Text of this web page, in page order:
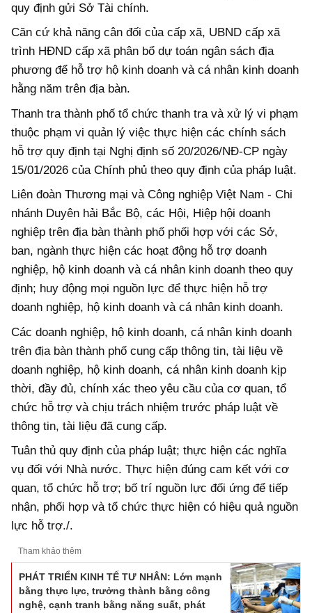
quy định gửi Sở Tài chính.
Căn cứ khả năng cân đối của cấp xã, UBND cấp xã
trình HĐND cấp xã phân bổ dự toán ngân sách địa
phương để hỗ trợ hộ kinh doanh và cá nhân kinh doanh
hằng năm trên địa bàn.
Thanh tra thành phố tổ chức thanh tra và xử lý vi phạm
thuộc phạm vi quản lý việc thực hiện các chính sách
hỗ trợ quy định tại Nghị định số 20/2026/NĐ-CP ngày
15/01/2026 của Chính phủ theo quy định của pháp luật.
Liên đoàn Thương mại và Công nghiệp Việt Nam - Chi
nhánh Duyên hải Bắc Bộ, các Hội, Hiệp hội doanh
nghiệp trên địa bàn thành phố phối hợp với các Sở,
ban, ngành thực hiện các hoạt động hỗ trợ doanh
nghiệp, hộ kinh doanh và cá nhân kinh doanh theo quy
định; huy động mọi nguồn lực để thực hiện hỗ trợ
doanh nghiệp, hộ kinh doanh và cá nhân kinh doanh.
Các doanh nghiệp, hộ kinh doanh, cá nhân kinh doanh
trên địa bàn thành phố cung cấp thông tin, tài liệu về
doanh nghiệp, hộ kinh doanh, cá nhân kinh doanh kịp
thời, đầy đủ, chính xác theo yêu cầu của cơ quan, tổ
chức hỗ trợ và chịu trách nhiệm trước pháp luật về
thông tin, tài liệu đã cung cấp.
Tuân thủ quy định của pháp luật; thực hiện các nghĩa
vụ đối với Nhà nước. Thực hiện đúng cam kết với cơ
quan, tổ chức hỗ trợ; bố trí nguồn lực đối ứng để tiếp
nhận, phối hợp và tổ chức thực hiện có hiệu quả nguồn
lực hỗ trợ./.
Tham khảo thêm
PHÁT TRIỂN KINH TẾ TƯ NHÂN: Lớn mạnh
bằng thực lực, trưởng thành bằng công
nghệ, cạnh tranh bằng năng suất, phát